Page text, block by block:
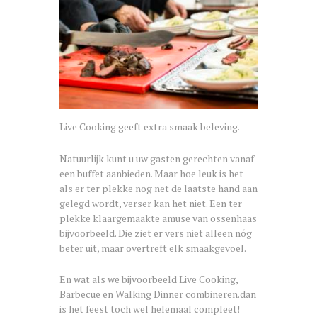
Live Cooking geeft extra smaak beleving.
Natuurlijk kunt u uw gasten gerechten vanaf
een buffet aanbieden. Maar hoe leuk is het
als er ter plekke nog net de laatste hand aan
gelegd wordt, verser kan het niet. Een ter
plekke klaargemaakte amuse van ossenhaas
bijvoorbeeld. Die ziet er vers niet alleen nóg
beter uit, maar overtreft elk smaakgevoel.
En wat als we bijvoorbeeld Live Cooking,
Barbecue en Walking Dinner combineren.dan
is het feest toch wel helemaal compleet!